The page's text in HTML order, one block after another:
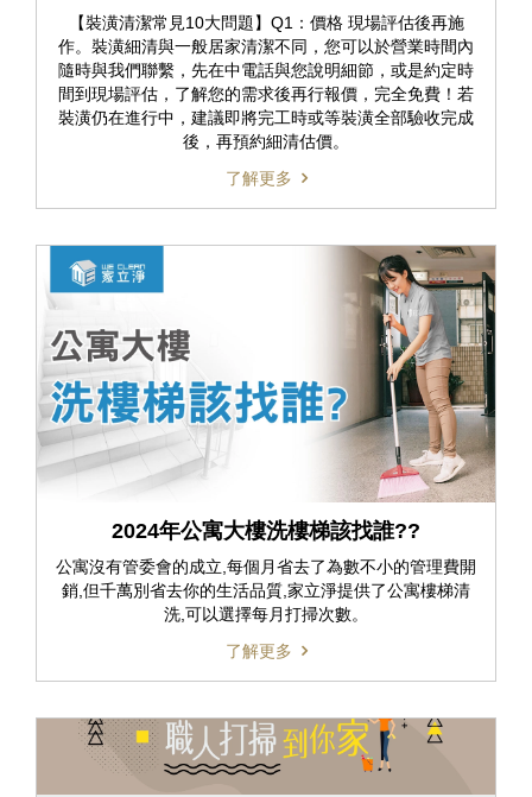
【裝潢清潔常見10大問題】Q1：價格 現場評估後再施
作。裝潢細清與一般居家清潔不同，您可以於營業時間內
隨時與我們聯繫，先在中電話與您說明細節，或是約定時
間到現場評估，了解您的需求後再行報價，完全免費！若
裝潢仍在進行中，建議即將完工時或等裝潢全部驗收完成
後，再預約細清估價。
了解更多
2024年公寓大樓洗樓梯該找誰??
公寓沒有管委會的成立,每個月省去了為數不小的管理費開
銷,但千萬別省去你的生活品質,家立淨提供了公寓樓梯清
洗,可以選擇每月打掃次數。
了解更多